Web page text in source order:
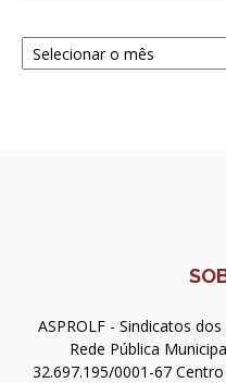
Navegue
ASPROLF - Sindicatos
Rede Pública
32.697.195/0001-67